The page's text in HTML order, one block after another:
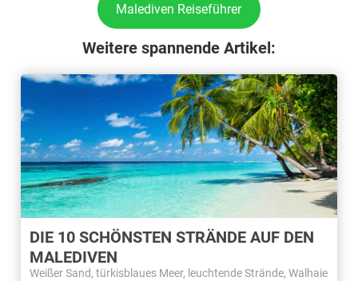
Malediven Reiseführer
Weitere spannende Artikel:
DIE 10 SCHÖNSTEN STRÄNDE AUF DEN
MALEDIVEN
Weißer Sand, türkisblaues Meer, leuchtende Strände, Walhaie